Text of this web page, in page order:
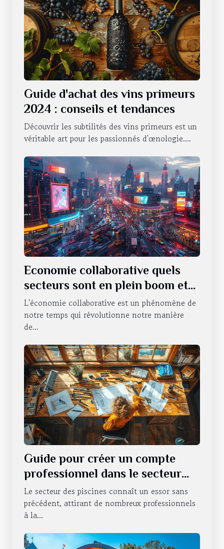
Guide d'achat des vins primeurs
2024 : conseils et tendances
Découvrir les subtilités des vins primeurs est un
véritable art pour les passionnés d'œnologie....
Economie collaborative quels
secteurs sont en plein boom et
pourquoi
L'économie collaborative est un phénomène de
notre temps qui révolutionne notre manière
de...
Guide pour créer un compte
professionnel dans le secteur
des piscines
Le secteur des piscines connaît un essor sans
précédent, attirant de nombreux professionnels
à la...